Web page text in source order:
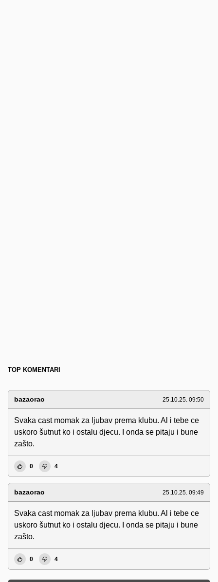
TOP KOMENTARI
bazaorao 25.10.25. 09:50
Svaka cast momak za ljubav prema klubu. Al i tebe ce
uskoro šutnut ko i ostalu djecu. I onda se pitaju i bune
zašto.
0 4
bazaorao 25.10.25. 09:49
Svaka cast momak za ljubav prema klubu. Al i tebe ce
uskoro šutnut ko i ostalu djecu. I onda se pitaju i bune
zašto.
0 4